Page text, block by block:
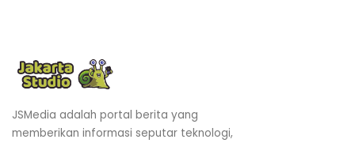
JSMedia adalah portal berita yang
memberikan informasi seputar teknologi,